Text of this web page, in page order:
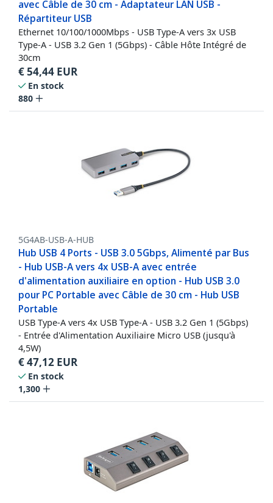
avec Câble de 30 cm - Adaptateur LAN USB -
Répartiteur USB
Ethernet 10/100/1000Mbps - USB Type-A vers 3x USB
Type-A - USB 3.2 Gen 1 (5Gbps) - Câble Hôte Intégré de
30cm
€54,44 EUR
En stock
880
5G4AB-USB-A-HUB
Hub USB 4 Ports - USB 3.0 5Gbps, Alimenté par Bus
- Hub USB-A vers 4x USB-A avec entrée
d'alimentation auxiliaire en option - Hub USB 3.0
pour PC Portable avec Câble de 30 cm - Hub USB
Portable
USB Type-A vers 4x USB Type-A - USB 3.2 Gen 1 (5Gbps)
- Entrée d'Alimentation Auxiliaire Micro USB (jusqu'à
4,5W)
€47,12 EUR
En stock
1,300